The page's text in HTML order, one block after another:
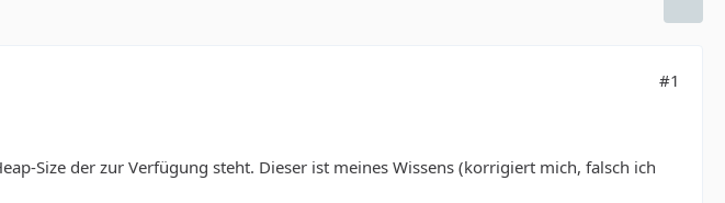
#1
Size der zur Verfügung steht. Dieser ist meines Wissens (korrigiert mich, falsch ich